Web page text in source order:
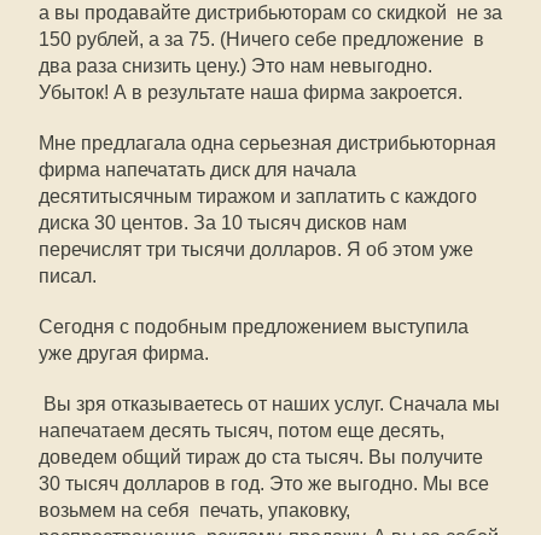
а вы продавайте дистрибьюторам со скидкой  не за
150 рублей, а за 75. (Ничего себе предложение  в
два раза снизить цену.) Это нам невыгодно.
Убыток! А в результате наша фирма закроется.
Мне предлагала одна серьезная дистрибьюторная
фирма напечатать диск для начала
десятитысячным тиражом и заплатить с каждого
диска 30 центов. За 10 тысяч дисков нам
перечислят три тысячи долларов. Я об этом уже
писал.
Сегодня с подобным предложением выступила
уже другая фирма.
 Вы зря отказываетесь от наших услуг. Сначала мы
напечатаем десять тысяч, потом еще десять,
доведем общий тираж до ста тысяч. Вы получите
30 тысяч долларов в год. Это же выгодно. Мы все
возьмем на себя  печать, упаковку,